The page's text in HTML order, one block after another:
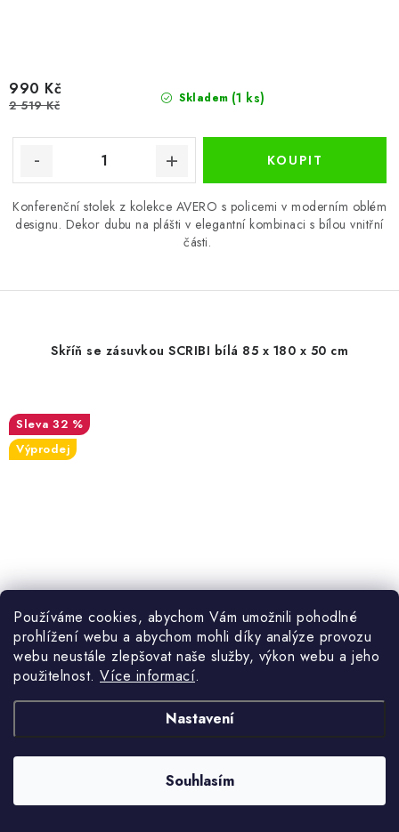
Používáme cookies, abychom Vám umožnili pohodlné
prohlížení webu a abychom mohli díky analýze provozu
webu neustále zlepšovat naše služby, výkon webu a jeho
použitelnost. Více informací.
Nastavení
Souhlasím
Skladem (1 ks)
990 Kč
2 519 Kč
Konferenční stolek z kolekce AVERO s policemi v moderním oblém
designu. Dekor dubu na plášti v elegantní kombinaci s bílou vnitřní
části.
Skříň se zásuvkou SCRIBI bílá 85 x 180 x 50 cm
32 %
Výprodej